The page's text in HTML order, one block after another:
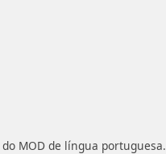
MOD de língua portuguesa.